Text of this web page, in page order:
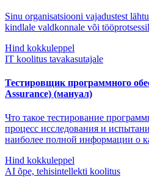
Sinu organisatsiooni vajadustest
kindlale valdkonnale või
Hind kokkuleppel
IT koolitus tavakasutajale
Тестировщик программного
Assurance) (мануал)
Что такое тестирование
процесс исследования и
наиболее полной информации о
Hind kokkuleppel
AI õpe, tehisintellekti koolitus